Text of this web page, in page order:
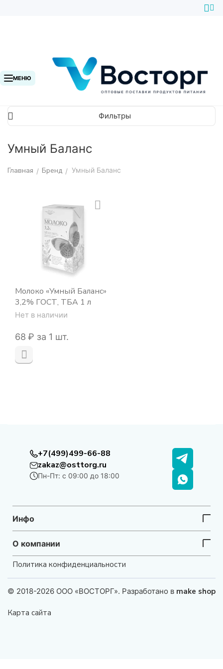
МЕНЮ
Фильтры
Умный Баланс
Главная / Бренд / Умный Баланс
Молоко «Умный Баланс»
3,2% ГОСТ, ТБА 1 л
Нет в наличии
‍68‍ ₽ за 1 шт.
+7(499)499-66-88
zakaz@osttorg.ru
Пн-Пт: с 09:00 до 18:00
Инфо
О компании
Политика конфиденциальности
© 2018-2026 ООО «ВОСТОРГ». Разработано в make shop
Карта сайта